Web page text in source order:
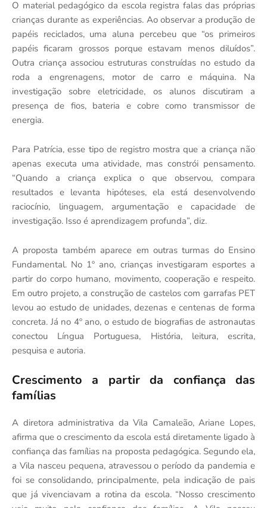
O material pedagógico da escola registra falas das próprias
crianças durante as experiências. Ao observar a produção de
papéis reciclados, uma aluna percebeu que “os primeiros
papéis ficaram grossos porque estavam menos diluídos”.
Outra criança associou estruturas construídas no estudo da
roda a engrenagens, motor de carro e máquina. Na
investigação sobre eletricidade, os alunos discutiram a
presença de fios, bateria e cobre como transmissor de
energia.
Para Patrícia, esse tipo de registro mostra que a criança não
apenas executa uma atividade, mas constrói pensamento.
“Quando a criança explica o que observou, compara
resultados e levanta hipóteses, ela está desenvolvendo
raciocínio, linguagem, argumentação e capacidade de
investigação. Isso é aprendizagem profunda”, diz.
A proposta também aparece em outras turmas do Ensino
Fundamental. No 1º ano, crianças investigaram esportes a
partir do corpo humano, movimento, cooperação e respeito.
Em outro projeto, a construção de castelos com garrafas PET
levou ao estudo de unidades, dezenas e centenas de forma
concreta. Já no 4º ano, o estudo de biografias de astronautas
conectou Língua Portuguesa, História, leitura, escrita,
pesquisa e autoria.
Crescimento a partir da confiança das
famílias
A diretora administrativa da Vila Camaleão, Ariane Lopes,
afirma que o crescimento da escola está diretamente ligado à
confiança das famílias na proposta pedagógica. Segundo ela,
a Vila nasceu pequena, atravessou o período da pandemia e
foi se consolidando, principalmente, pela indicação de pais
que já vivenciavam a rotina da escola. “Nosso crescimento